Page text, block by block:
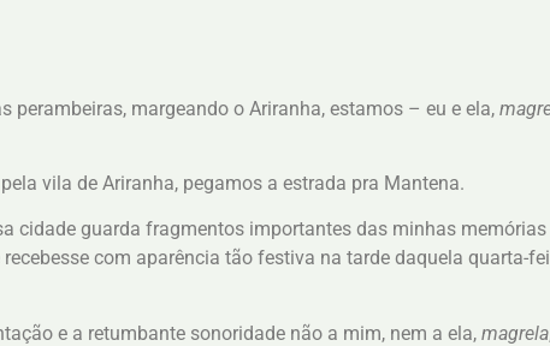
perambeiras, margeando o Ariranha, estamos – eu e ela,
vila de Ariranha, pegamos a estrada pra Mantena.
cidade guarda fragmentos importantes das minhas
com aparência tão festiva na tarde daquela quarta-
e a retumbante sonoridade não a mim, nem a ela, magrela